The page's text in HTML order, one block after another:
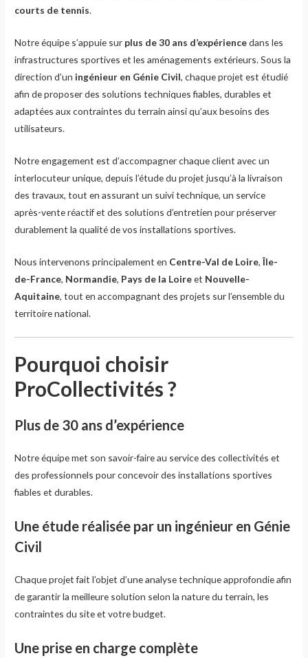
courts de tennis.
Notre équipe s’appuie sur plus de 30 ans d’expériencedans les
infrastructures sportives et les aménagements extérieurs. Sous la
direction d’un ingénieur en Génie Civil, chaque projet est étudié
afin de proposer des solutions techniques fiables, durables et
adaptées aux contraintes du terrain ainsi qu’aux besoins des
utilisateurs.
Notre engagement est d’accompagner chaque client avec un
interlocuteur unique, depuis l’étude du projet jusqu’à la livraison
des travaux, tout en assurant un suivi technique, un service
après-vente réactif et des solutions d’entretien pour préserver
durablement la qualité de vos installations sportives.
Nous intervenons principalement en Centre-Val de Loire,Île-
de-France, Normandie, Pays de la Loireet Nouvelle-
Aquitaine, tout en accompagnant des projets sur l’ensemble du
territoire national.
Pourquoi choisir
ProCollectivités ?
Plus de 30 ans d’expérience
Notre équipe met son savoir-faire au service des collectivités et
des professionnels pour concevoir des installations sportives
fiables et durables.
Une étude réalisée par un ingénieur en Génie
Civil
Chaque projet fait l’objet d’une analyse technique approfondie afin
de garantir la meilleure solution selon la nature du terrain, les
contraintes du site et votre budget.
Une prise en charge complète